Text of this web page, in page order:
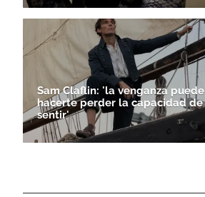
Sam Claflin: 'la venganza puede
hacerte perder la capacidad de
sentir'